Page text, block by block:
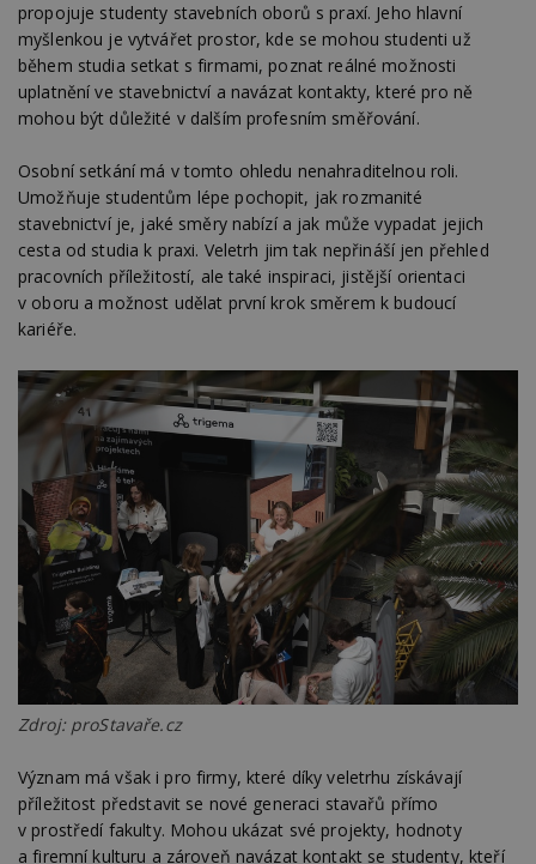
propojuje studenty stavebních oborů s praxí. Jeho hlavní
myšlenkou je vytvářet prostor, kde se mohou studenti už
během studia setkat s firmami, poznat reálné možnosti
uplatnění ve stavebnictví a navázat kontakty, které pro ně
mohou být důležité v dalším profesním směřování.
Osobní setkání má v tomto ohledu nenahraditelnou roli.
Umožňuje studentům lépe pochopit, jak rozmanité
stavebnictví je, jaké směry nabízí a jak může vypadat jejich
cesta od studia k praxi. Veletrh jim tak nepřináší jen přehled
pracovních příležitostí, ale také inspiraci, jistější orientaci
v oboru a možnost udělat první krok směrem k budoucí
kariéře.
Zdroj: proStavaře.cz
Význam má však i pro firmy, které díky veletrhu získávají
příležitost představit se nové generaci stavařů přímo
v prostředí fakulty. Mohou ukázat své projekty, hodnoty
a firemní kulturu a zároveň navázat kontakt se studenty, kteří